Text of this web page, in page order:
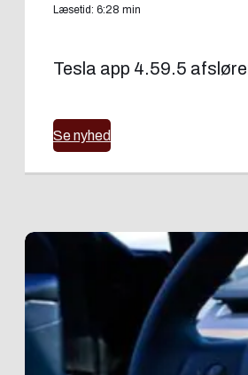
Læsetid: 6:28 min
Tesla app 4.59.5
Se nyhed